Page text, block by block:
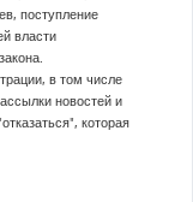
поступление
власти
в том числе
новостей и
которая